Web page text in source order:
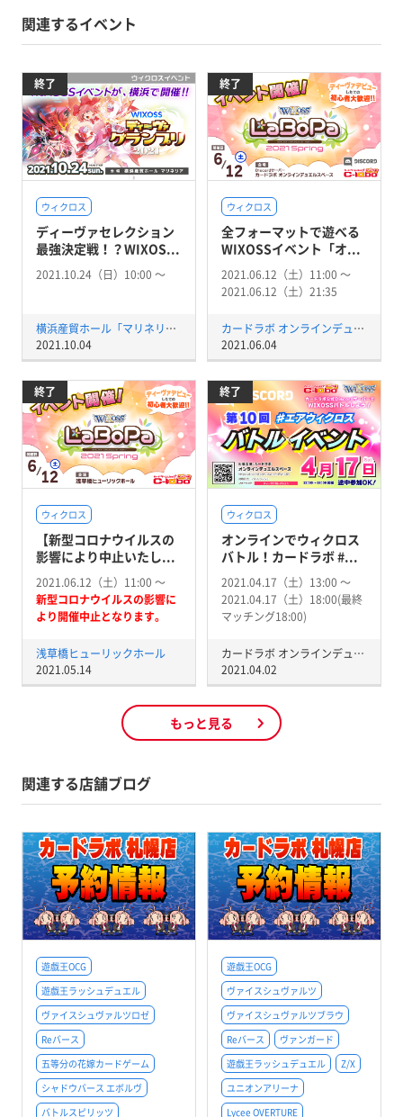
関連するイベント
終了
ウィクロス
ディーヴァセレクション
最強決定戦！？WIXOS...
2021.10.24（日）10:00 〜
横浜産貿ホール「マリネリア」
2021.10.04
終了
ウィクロス
全フォーマットで遊べる
WIXOSSイベント「オ...
2021.06.12（土）11:00 〜
2021.06.12（土）21:35
カードラボ オンラインデュエルスペース
2021.06.04
終了
ウィクロス
【新型コロナウイルスの
影響により中止いたし...
2021.06.12（土）11:00 〜
新型コロナウイルスの影響に
より開催中止となります。
浅草橋ヒューリックホール
2021.05.14
終了
ウィクロス
オンラインでウィクロス
バトル！カードラボ #...
2021.04.17（土）13:00 〜
2021.04.17（土）18:00(最終
マッチング18:00)
カードラボ オンラインデュエルスペース
2021.04.02
もっと見る
関連する店舗ブログ
遊戯王OCG
遊戯王ラッシュデュエル
ヴァイスシュヴァルツロゼ
Reバース
五等分の花嫁カードゲーム
シャドウバース エボルヴ
バトルスピリッツ
遊戯王OCG
ヴァイスシュヴァルツ
ヴァイスシュヴァルツブラウ
Reバース
ヴァンガード
遊戯王ラッシュデュエル
Z/X
ユニオンアリーナ
Lycee OVERTURE